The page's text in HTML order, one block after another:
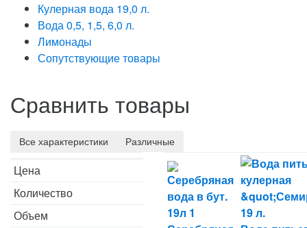
Кулерная вода 19,0 л.
Вода 0,5, 1,5, 6,0 л.
Лимонады
Сопутствующие товары
Сравнить товары
Цена
Количество
Объем